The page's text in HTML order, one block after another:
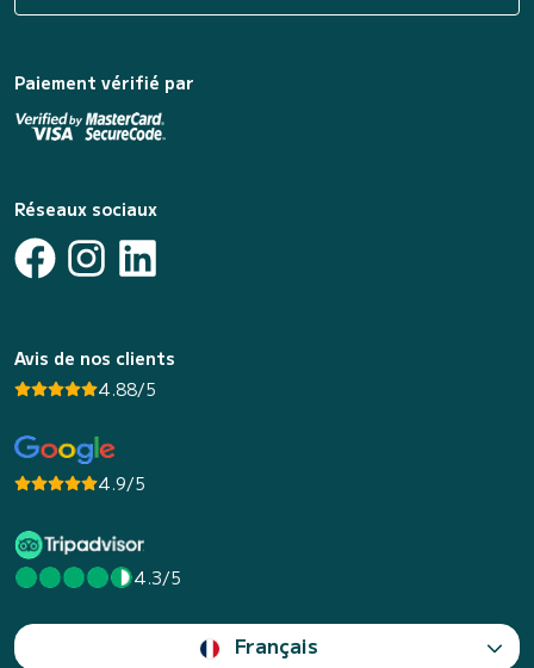
Paiement vérifié par
Réseaux sociaux
Avis de nos clients
4.88/5
4.9/5
4.3/5
Français